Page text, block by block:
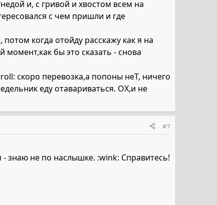
и, с гривой и хвостом всем на
с чем пришли и где
когда отойду расскажу как я на
бы это сказать - снова
скоро перевозка,а попоны неТ, ничего
еду отавариваться. ОХ,и не
#7
знаю не по наслышке. :wink: Справитесь!